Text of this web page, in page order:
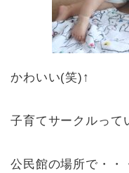
かわいい(笑)↑
子育てサークルって
公民館の場所で・・